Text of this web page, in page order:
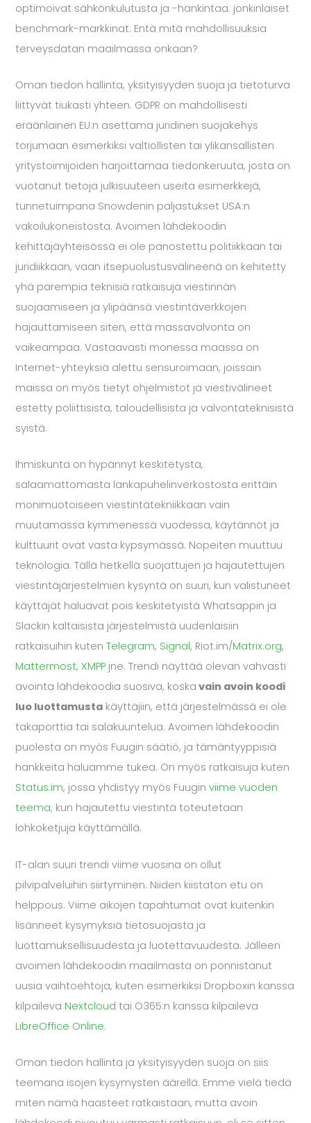
optimoivat sähkönkulutusta ja -hankintaa: jonkinlaiset
benchmark-markkinat. Entä mitä mahdollisuuksia
terveysdatan maailmassa onkaan?
Oman tiedon hallinta, yksityisyyden suoja ja tietoturva
liittyvät tiukasti yhteen. GDPR on mahdollisesti
eräänlainen EU:n asettama juridinen suojakehys
torjumaan esimerkiksi valtiollisten tai ylikansallisten
yritystoimijoiden harjoittamaa tiedonkeruuta, josta on
vuotanut tietoja julkisuuteen useita esimerkkejä,
tunnetuimpana Snowdenin paljastukset USA:n
vakoilukoneistosta. Avoimen lähdekoodin
kehittäjäyhteisössä ei ole panostettu politiikkaan tai
juridiikkaan, vaan itsepuolustusvälineenä on kehitetty
yhä parempia teknisiä ratkaisuja viestinnän
suojaamiseen ja ylipäänsä viestintäverkkojen
hajauttamiseen siten, että massavalvonta on
vaikeampaa. Vastaavasti monessa maassa on
Internet-yhteyksiä alettu sensuroimaan, joissain
maissa on myös tietyt ohjelmistot ja viestivälineet
estetty poliittisista, taloudellisista ja valvontateknisistä
syistä.
Ihmiskunta on hypännyt keskitetystä,
salaamattomasta lankapuhelinverkostosta erittäin
monimuotoiseen viestintätekniikkaan vain
muutamassa kymmenessä vuodessa, käytännöt ja
kulttuurit ovat vasta kypsymässä. Nopeiten muuttuu
teknologia. Tällä hetkellä suojattujen ja hajautettujen
viestintäjärjestelmien kysyntä on suuri, kun valistuneet
käyttäjät haluavat pois keskitetyistä Whatsappin ja
Slackin kaltaisista järjestelmistä uudenlaisiin
ratkaisuihin kutenTelegram, Signal, Riot.im/Matrix.org,
Mattermost,XMPP jne. Trendi näyttää olevan vahvasti
avointa lähdekoodia suosiva, koska vain avoin koodi
luo luottamusta käyttäjiin, että järjestelmässä ei ole
takaporttia tai salakuuntelua. Avoimen lähdekoodin
puolesta on myös Fuugin säätiö, ja tämäntyyppisiä
hankkeita haluamme tukea. On myös ratkaisuja kuten
Status.im, jossa yhdistyy myös Fuuginviime vuoden
teema, kun hajautettu viestintä toteutetaan
lohkoketjuja käyttämällä.
IT-alan suuri trendi viime vuosina on ollut
pilvipalveluihin siirtyminen. Niiden kiistaton etu on
helppous. Viime aikojen tapahtumat ovat kuitenkin
lisänneet kysymyksiä tietosuojasta ja
luottamuksellisuudesta ja luotettavuudesta. Jälleen
avoimen lähdekoodin maailmasta on ponnistanut
uusia vaihtoehtoja, kuten esimerkiksi Dropboxin kanssa
kilpaileva Nextcloud tai O365:n kanssa kilpaileva
LibreOffice Online.
Oman tiedon hallinta ja yksityisyyden suoja on siis
teemana isojen kysymysten äärellä. Emme vielä tiedä
miten nämä haasteet ratkaistaan, mutta avoin